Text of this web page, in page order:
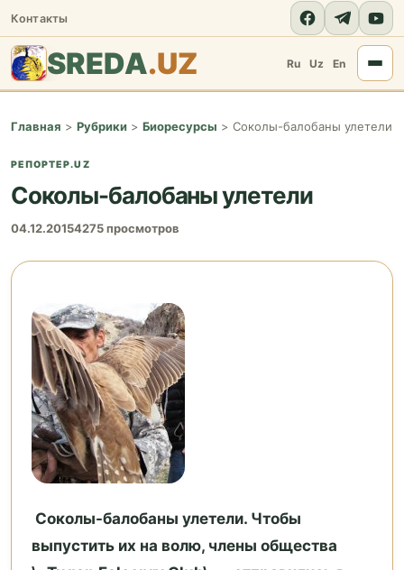
Контакты
SREDA.UZ Ru Uz En
Главная > Рубрики > Биоресурсы > Cоколы-балобаны улетели
РЕПОРТЕР.UZ
Cоколы-балобаны улетели
04.12.20154275 просмотров
Соколы-балобаны улетели. Чтобы
выпустить их на волю, члены общества